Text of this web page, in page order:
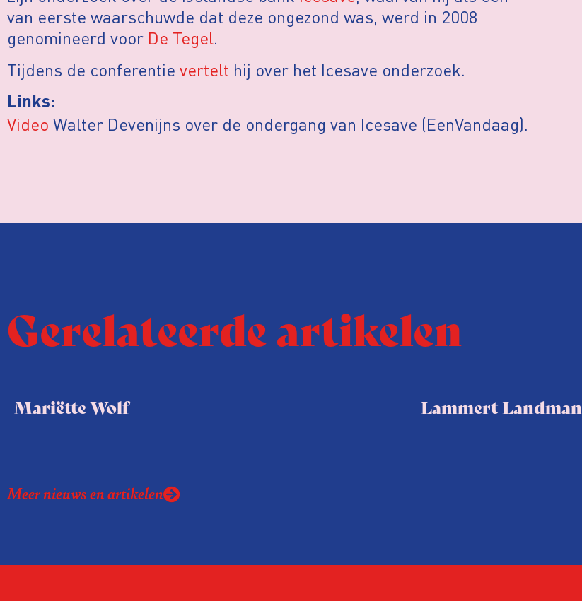
van eerste waarschuwde dat deze ongezond was, werd in 2008
genomineerd voor De Tegel.
Tijdens de conferentie vertelt hij over het Icesave onderzoek.
Links:
Video Walter Devenijns over de ondergang van Icesave (EenVandaag).
Gerelateerde artikelen
Mariëtte Wolf Lammert Landman
Meer nieuws en artikelen